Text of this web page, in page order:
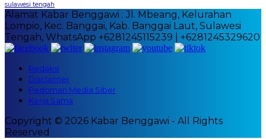
sulawesi tengah
Alamat Kabar Benggawi : Jl. Mbeang, Kelurahan
Lompio, Kec. Banggai, Kab. Banggai Laut, Sulawesi
Tengah, WhatsApp +6281245115239 | +6281245329620
Redaksi
Disclaimer
Pedoman Media Siber
Kerja Sama
Copyright © 2026 Kabar Benggawi - All Rights
Reserved